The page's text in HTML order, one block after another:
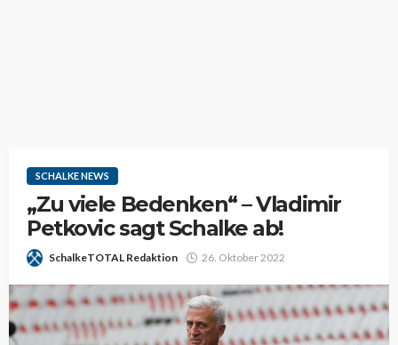
SCHALKE NEWS
„Zu viele Bedenken“ – Vladimir
Petkovic sagt Schalke ab!
SchalkeTOTAL Redaktion 26. Oktober 2022